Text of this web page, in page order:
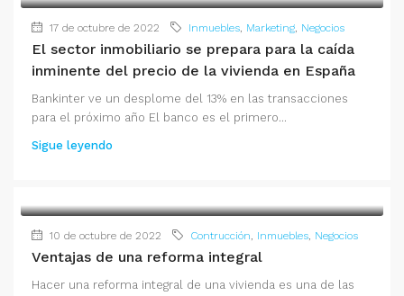
17 de octubre de 2022 Inmuebles, Marketing, Negocios
El sector inmobiliario se prepara para la caída
inminente del precio de la vivienda en España
Bankinter ve un desplome del 13% en las transacciones
para el próximo año El banco es el primero...
Sigue leyendo
10 de octubre de 2022 Contrucción, Inmuebles, Negocios
Ventajas de una reforma integral
Hacer una reforma integral de una vivienda es una de las